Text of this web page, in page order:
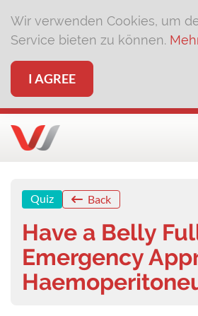
Wir verwenden Cookies, um
Service bieten zu können.
I AGREE
Quiz Back
Have a Belly
Emergency